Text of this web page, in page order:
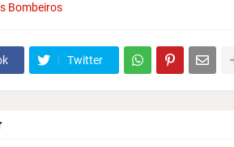
Bombeiros
Twitter